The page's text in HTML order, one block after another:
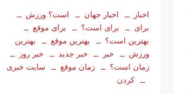
اخبار اخبار جهان
است؟ ورزش
برای
برای است؟
برای موقع
بهترین است؟
بهترین موقع
بهترین
ورزش
خبر خبر جدید
خبر روز
زمان است؟
زمان موقع
سایت خبری
کردن